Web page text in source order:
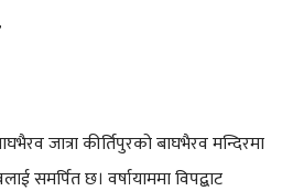
जात्रा कीर्तिपुरको बाघभैरव मन्दिरमा
समर्पित छ। वर्षायाममा विपद्बाट